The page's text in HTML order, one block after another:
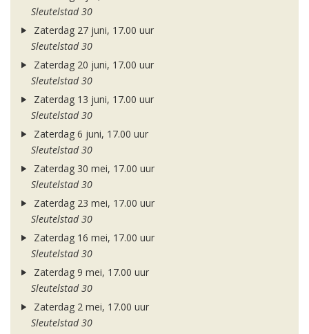
Sleutelstad 30
Zaterdag 27 juni, 17.00 uur
Sleutelstad 30
Zaterdag 20 juni, 17.00 uur
Sleutelstad 30
Zaterdag 13 juni, 17.00 uur
Sleutelstad 30
Zaterdag 6 juni, 17.00 uur
Sleutelstad 30
Zaterdag 30 mei, 17.00 uur
Sleutelstad 30
Zaterdag 23 mei, 17.00 uur
Sleutelstad 30
Zaterdag 16 mei, 17.00 uur
Sleutelstad 30
Zaterdag 9 mei, 17.00 uur
Sleutelstad 30
Zaterdag 2 mei, 17.00 uur
Sleutelstad 30